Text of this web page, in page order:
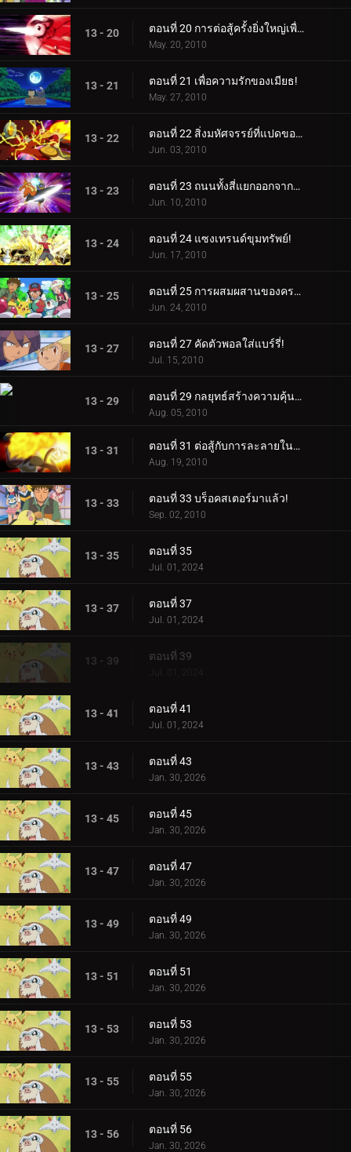
13 - 20 ตอนที่ 20 การต่อสู้ครั้งยิ่งใหญ่เพื่อชัยชนะ!
May. 20, 2010
13 - 21 ตอนที่ 21 เพื่อความรักของเมียธ!
May. 27, 2010
13 - 22 ตอนที่ 22 สิ่งมหัศจรรย์ที่แปดของโลกซินโน!
Jun. 03, 2010
13 - 23 ตอนที่ 23 ถนนทั้งสี่แยกออกจากท่าเรือโปเกมอน!
Jun. 10, 2010
13 - 24 ตอนที่ 24 แซงเทรนด์ขุมทรัพย์!
Jun. 17, 2010
13 - 25 ตอนที่ 25 การผสมผสานของครอบครัวเก่า!
Jun. 24, 2010
13 - 27 ตอนที่ 27 คัดตัวพอลใส่แบร์รี่!
Jul. 15, 2010
13 - 29 ตอนที่ 29 กลยุทธ์สร้างความคุ้นเคย!
Aug. 05, 2010
13 - 31 ตอนที่ 31 ต่อสู้กับการละลายในความสัมพันธ์!
Aug. 19, 2010
13 - 33 ตอนที่ 33 บร็อคสเตอร์มาแล้ว!
Sep. 02, 2010
13 - 35 ตอนที่ 35
Jul. 01, 2024
13 - 37 ตอนที่ 37
Jul. 01, 2024
13 - 39 ตอนที่ 39
Jul. 01, 2024
13 - 41 ตอนที่ 41
Jul. 01, 2024
13 - 43 ตอนที่ 43
Jan. 30, 2026
13 - 45 ตอนที่ 45
Jan. 30, 2026
13 - 47 ตอนที่ 47
Jan. 30, 2026
13 - 49 ตอนที่ 49
Jan. 30, 2026
13 - 51 ตอนที่ 51
Jan. 30, 2026
13 - 53 ตอนที่ 53
Jan. 30, 2026
13 - 55 ตอนที่ 55
Jan. 30, 2026
13 - 56 ตอนที่ 56
Jan. 30, 2026